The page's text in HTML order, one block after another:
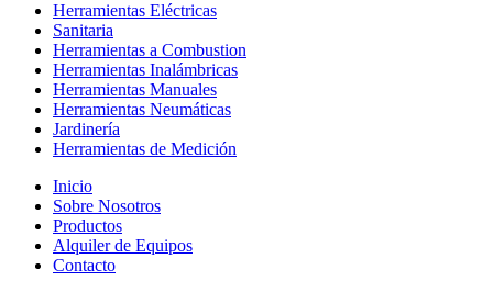
Herramientas Eléctricas
Sanitaria
Herramientas a Combustion
Herramientas Inalámbricas
Herramientas Manuales
Herramientas Neumáticas
Jardinería
Herramientas de Medición
Inicio
Sobre Nosotros
Productos
Alquiler de Equipos
Contacto